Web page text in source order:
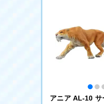
アニア AL-10 サ